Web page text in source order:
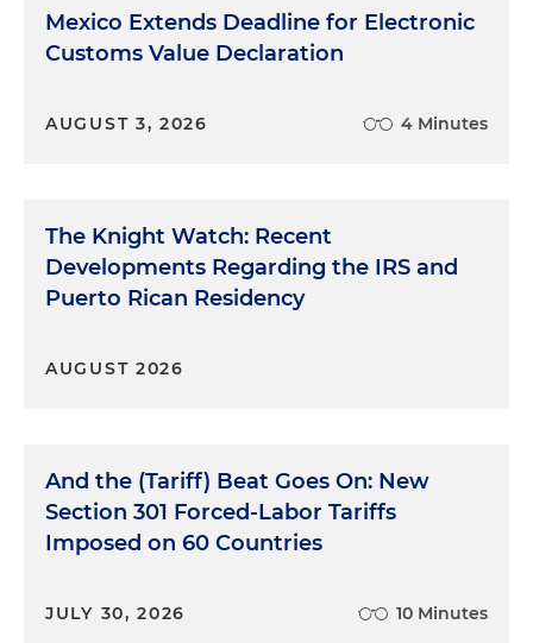
Mexico Extends Deadline for Electronic
Customs Value Declaration
AUGUST 3, 2026 4 Minutes
The Knight Watch: Recent
Developments Regarding the IRS and
Puerto Rican Residency
AUGUST 2026
And the (Tariff) Beat Goes On: New
Section 301 Forced-Labor Tariffs
Imposed on 60 Countries
JULY 30, 2026 10 Minutes